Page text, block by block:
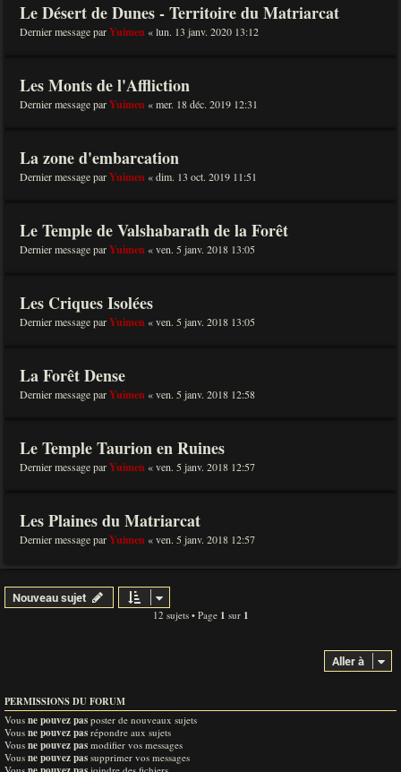
Le Désert de Dunes - Territoire du Matriarcat
Dernier message parYuimen «lun. 13 janv. 2020 13:12
Les Monts de l'Affliction
Dernier message parYuimen «mer. 18 déc. 2019 12:31
La zone d'embarcation
Dernier message parYuimen «dim. 13 oct. 2019 11:51
Le Temple de Valshabarath de la Forêt
Dernier message parYuimen «ven. 5 janv. 2018 13:05
Les Criques Isolées
Dernier message parYuimen «ven. 5 janv. 2018 13:05
La Forêt Dense
Dernier message parYuimen «ven. 5 janv. 2018 12:58
Le Temple Taurion en Ruines
Dernier message parYuimen «ven. 5 janv. 2018 12:57
Les Plaines du Matriarcat
Dernier message parYuimen «ven. 5 janv. 2018 12:57
Nouveau sujet
12 sujets • Page 1 sur 1
Aller à
PERMISSIONS DU FORUM
Vous ne pouvez pas poster de nouveaux sujets
Vous ne pouvez pas répondre aux sujets
Vous ne pouvez pas modifier vos messages
Vous ne pouvez pas supprimer vos messages